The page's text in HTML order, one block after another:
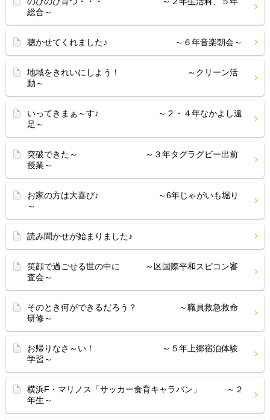
総合～
聴かせてくれました♪ ～６年音楽朝会～
地域をきれいにしよう！ ～クリーン活
動～
いってきまぁ～す♪ ～２・４年なかよし遠
足～
突破できた～ ～３年タグラグビー出前
授業～
お家の方は大喜び♪ ～6年じゃがいも堀り
～
読み聞かせが始まりました♪
笑顔で過ごせる世の中に ～区国際平和スピコン審
査会～
そのとき何ができるだろう？ ～職員救急救命
研修～
お帰りなさ～い！ ～５年上郷宿泊体験
学習～
横浜F・マリノス「サッカー食育キャラバン」 ～２
年生～